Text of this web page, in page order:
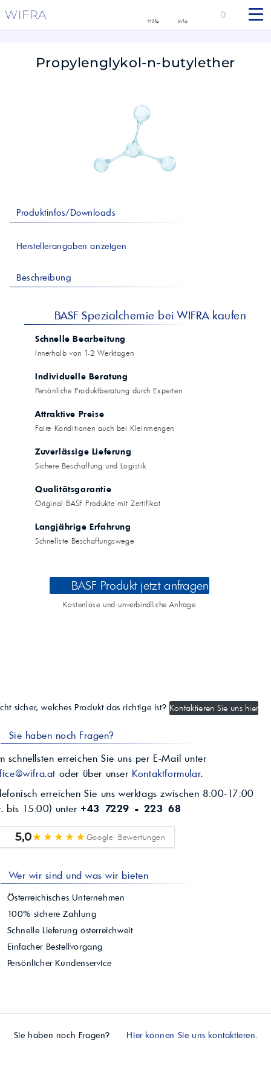
WIFRA Hilfe Info
0
Propylenglykol-n-butylether
Produktinfos/Downloads
Herstellerangaben anzeigen
Beschreibung
BASF Spezialchemie bei WIFRA kaufen
Schnelle Bearbeitung
Innerhalb von 1-2 Werktagen
Individuelle Beratung
Persönliche Produktberatung durch Experten
Attraktive Preise
Faire Konditionen auch bei Kleinmengen
Zuverlässige Lieferung
Sichere Beschaffung und Logistik
Qualitätsgarantie
Original BASF Produkte mit Zertifikat
Langjährige Erfahrung
Schnellste Beschaffungswege
BASF Produkt jetzt anfragen
Kostenlose und unverbindliche Anfrage
sicher, welches Produkt das richtige ist? Kontaktieren Sie uns hier
Sie haben noch Fragen?
schnellsten erreichen Sie uns per E-Mail unter
oder über unser Kontaktformular.
erreichen Sie uns werktags zwischen 8:00-17:00
bis 15:00) unter +43 7229 - 223 68
5,0★★★★★Google Bewertungen
Wer wir sind und was wir bieten
Österreichisches Unternehmen
100% sichere Zahlung
Schnelle Lieferung österreichweit
Einfacher Bestellvorgang
Persönlicher Kundenservice
Sie haben noch Fragen? Hier können Sie uns kontaktieren.